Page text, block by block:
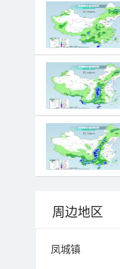
周边地区
凤城镇